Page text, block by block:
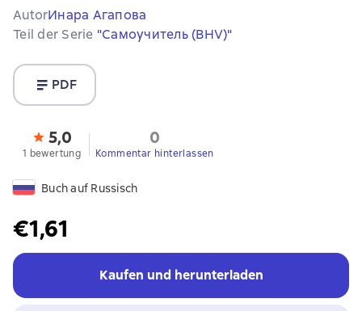
AutorИнара Агапова
Teil der Serie "Самоучитель (BHV)"
PDF
5,0
1 bewertung
0
Kommentar hinterlassen
Buch auf Russisch
€1,61
Kaufen und herunterladen